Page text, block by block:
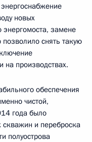
новых
замене
снять такую
на производствах.
обеспечения
чистой,
года было
скважин и переброска
полуострова